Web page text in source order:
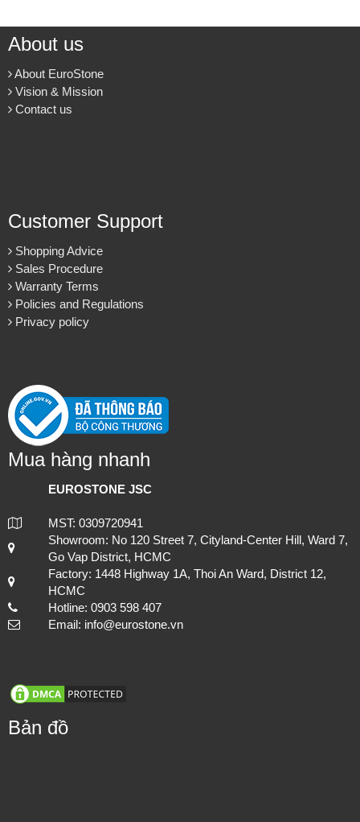
About us
About EuroStone
Vision & Mission
Contact us
Customer Support
Shopping Advice
Sales Procedure
Policies and Regulations
Privacy policy
Mua hàng nhanh